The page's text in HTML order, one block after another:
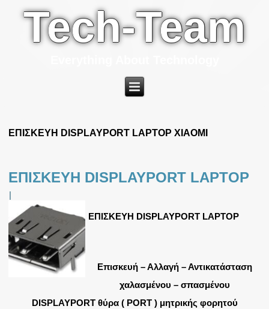
Tech-Team
ΕΠΙΣΚΕΥΗ DISPLAYPORT LAPTOP XIAOMI
ΕΠΙΣΚΕΥΗ DISPLAYPORT LAPTOP
|
ΕΠΙΣΚΕΥΗ DISPLAYPORT LAPTOP
Επισκευή – Αλλαγή – Αντικατάσταση
χαλασμένου – σπασμένου
DISPLAYPORT θύρα ( PORT ) μητρικής φορητού